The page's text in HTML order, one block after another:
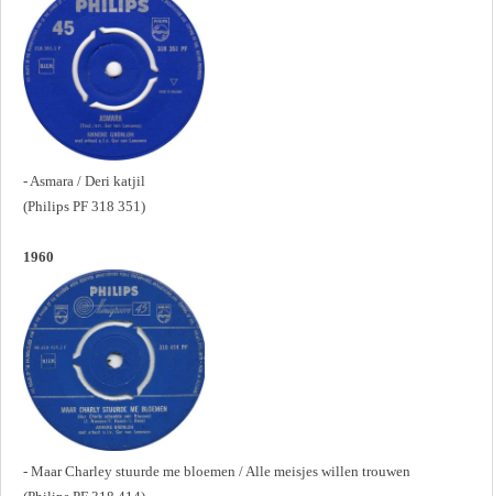
- Asmara / Deri katjil
(Philips PF 318 351)
1960
- Maar Charley stuurde me bloemen / Alle meisjes willen trouwen